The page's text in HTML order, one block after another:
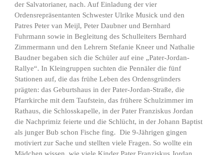
der Salvatorianer, nach. Auf Einladung der vier
Ordensrepräsentanten Schwester Ulrike Musick und den
Patres Peter van Meijl, Peter Daubner und Bernhard
Fuhrmann sowie in Begleitung des Schulleiters Bernhard
Zimmermann und den Lehrern Stefanie Kneer und Nathalie
Baudner begaben sich die Schüler auf eine „Pater-Jordan-
Rallye“. In Kleingruppen suchten die Pennäler die fünf
Stationen auf, die das frühe Leben des Ordensgründers
prägten: das Geburtshaus in der Pater-Jordan-Straße, die
Pfarrkirche mit dem Taufstein, das frühere Schulzimmer im
Rathaus, die Schlosskapelle, in der Pater Franziskus Jordan
die Nachprimiz feierte und die Schlücht, in der Johann Baptist
als junger Bub schon Fische fing. Die 9-Jährigen gingen
motiviert zur Sache und stellten viele Fragen. So wollte ein